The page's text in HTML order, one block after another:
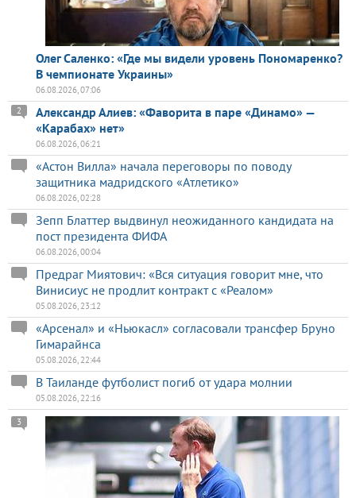
Олег Саленко: «Где мы видели уровень Пономаренко?
В чемпионате Украины»
06.08.2026, 07:06
Александр Алиев: «Фаворита в паре «Динамо» —
«Карабах» нет»
2
06.08.2026, 06:21
«Астон Вилла» начала переговоры по поводу
защитника мадридского «Атлетико»
06.08.2026, 02:28
Зепп Блаттер выдвинул неожиданного кандидата на
пост президента ФИФА
06.08.2026, 00:04
Предраг Миятович: «Вся ситуация говорит мне, что
Винисиус не продлит контракт с «Реалом»
05.08.2026, 23:12
«Арсенал» и «Ньюкасл» согласовали трансфер Бруно
Гимарайнса
05.08.2026, 22:44
В Таиланде футболист погиб от удара молнии
05.08.2026, 22:16
3